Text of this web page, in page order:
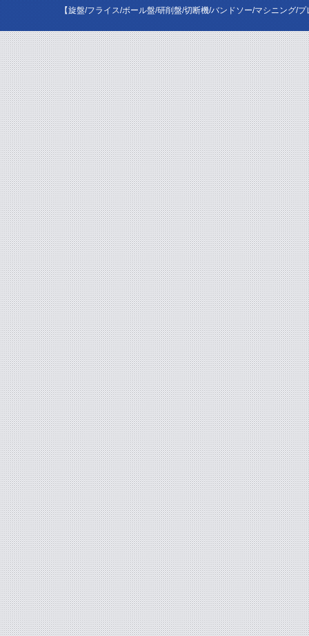
【旋盤/フライス/ボール盤/研削盤/切断機/バンドソー/マシニング/